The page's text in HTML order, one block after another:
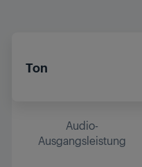
Ton
Audio-
Ausgangsleistung